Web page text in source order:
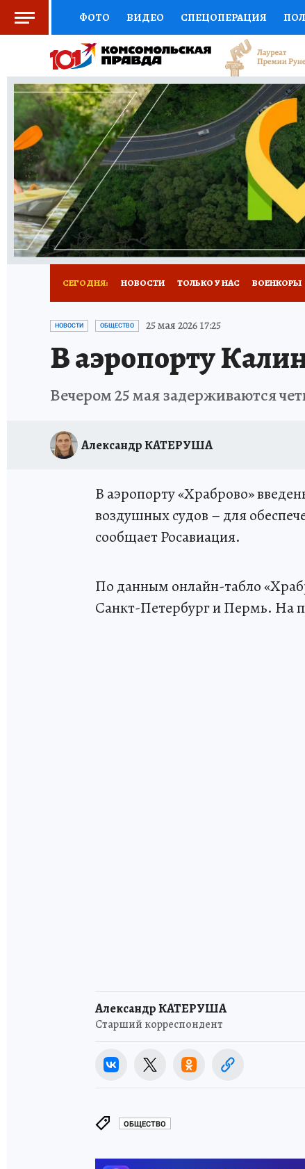
ФОТО ВИДЕО СПЕЦОПЕРАЦИЯ
СОЦПОДДЕРЖКА НАУКА СПОРТ
ВЫБОР ЭКСПЕРТОВ ДОКТОР
КНИЖНАЯ ПОЛКА ПРОГНОЗЫ НА СПОРТ
ПРЕСС-ЦЕНТР НЕДВИЖИМОСТЬ
РАДИО КП РЕКЛАМА ТЕСТЫ НОВОЕ
СЕГОДНЯ: НОВОСТИ ТОЛЬКО У НАС ВОЕНКОРЫ
ИСПЫТАНО НА СЕБЕ
НОВОСТИ ОБЩЕСТВО 25 мая 2026 17:25
В аэропорту
Вечером 25 мая задерживаются
Александр КАТЕРУША
В аэропорту «Храброво»
воздушных судов – для
сообщает Росавиация.
По данным онлайн-табло
Санкт-Петербург и Пермь. На
Александр КАТЕРУША
Старший корреспондент
ОБЩЕСТВО